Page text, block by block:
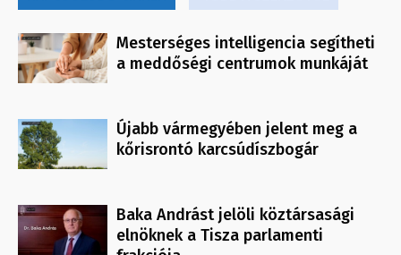
Mesterséges intelligencia segítheti
a meddőségi centrumok munkáját
Újabb vármegyében jelent meg a
kőrisrontó karcsúdíszbogár
Baka Andrást jelöli köztársasági
elnöknek a Tisza parlamenti